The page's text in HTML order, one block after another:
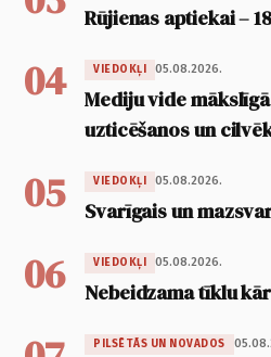
Rūjienas aptiekai –
04 VIEDOKĻI 05.08.2026.
Mediju vide
uzticēšanos un
05 VIEDOKĻI 05.08.2026.
Svarīgais un
06 VIEDOKĻI 05.08.2026.
Nebeidzama tīklu
PILSĒTĀS UN NOVADOS